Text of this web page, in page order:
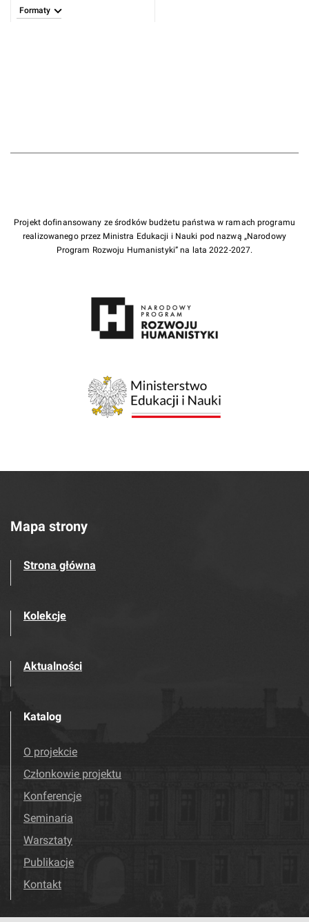
Formaty
Projekt dofinansowany ze środków budżetu państwa w ramach programu
realizowanego przez Ministra Edukacji i Nauki pod nazwą „Narodowy
Program Rozwoju Humanistyki” na lata 2022-2027.
Mapa strony
Strona główna
Kolekcje
Aktualności
Katalog
O projekcie
Członkowie projektu
Konferencje
Seminaria
Warsztaty
Publikacje
Kontakt